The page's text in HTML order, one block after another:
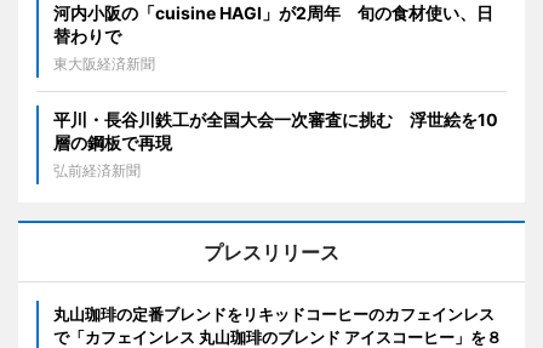
河内小阪の「cuisine HAGI」が2周年 旬の食材使い、日
替わりで
東大阪経済新聞
平川・長谷川鉄工が全国大会一次審査に挑む 浮世絵を10
層の鋼板で再現
弘前経済新聞
プレスリリース
丸山珈琲の定番ブレンドをリキッドコーヒーのカフェインレス
で「カフェインレス 丸山珈琲のブレンド アイスコーヒー」を８